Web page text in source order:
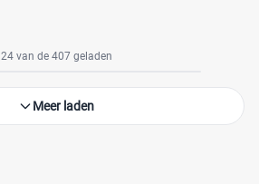
24 van de 407 geladen
Meer laden